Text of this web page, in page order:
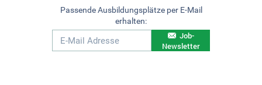
Passende Ausbildungsplätze per E-Mail
erhalten:
Job-
Newsletter